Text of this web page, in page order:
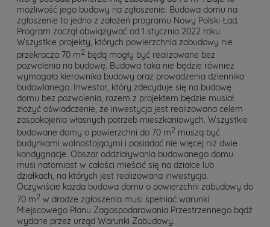
możliwość jego budowy na zgłoszenie. Budowa domu na
zgłoszenie to jedno z założeń programu Nowy Polski Ład.
Program zaczął obwiązywać od 1 stycznia 2022 roku.
Wszystkie projekty, których powierzchnia zabudowy nie
przekracza 70 m2 będą mogły być realizowane bez
pozwolenia na budowę. Budowa taka nie będzie również
wymagała kierownika budowy oraz prowadzenia dziennika
budowlanego. Inwestor, który zdecyduje się na budowę
domu bez pozwolenia, razem z projektem będzie musiał
złożyć oświadczenie, że inwestycja jest realizowana celem
zaspokojenia własnych potrzeb mieszkaniowych. Wszystkie
budowane domy o powierzchni do 70 m2 muszą być
budynkami wolnostojącymi i posiadać nie więcej niż dwie
kondygnacje. Obszar oddziaływania budowanego domu
musi natomiast w całości mieścić się na działce lub
działkach, na których jest realizowana inwestycja.
Oczywiście każda budowa domu o powierzchni zabudowy do
70 m2 w drodze zgłoszenia musi spełniać warunki
Miejscowego Planu Zagospodarowania Przestrzennego bądź
wydane przez urząd Warunki Zabudowy.